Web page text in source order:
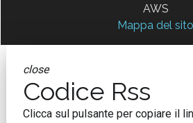
AWS
Mappa del sito
close
Codice Rss
Clicca sul pulsante per copiare il